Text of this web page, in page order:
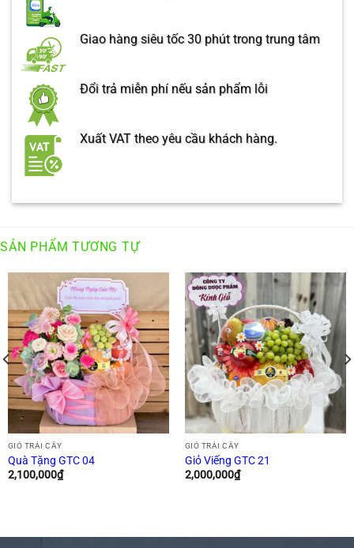
Giao hàng siêu tốc 30 phút trong trung tâm
Đổi trả miễn phí nếu sản phẩm lỗi
Xuất VAT theo yêu cầu khách hàng.
SẢN PHẨM TƯƠNG TỰ
GIỎ TRÁI CÂY
Quà Tặng GTC 04
2,100,000₫
GIỎ TRÁI CÂY
Giỏ Viếng GTC 21
2,000,000₫